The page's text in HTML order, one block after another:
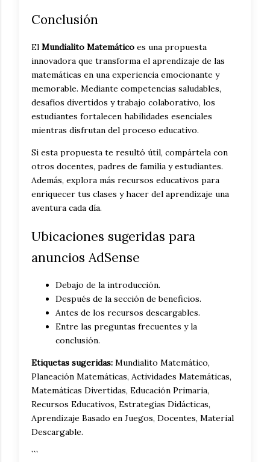
Conclusión
El Mundialito Matemático es una propuesta
innovadora que transforma el aprendizaje de las
matemáticas en una experiencia emocionante y
memorable. Mediante competencias saludables,
desafíos divertidos y trabajo colaborativo, los
estudiantes fortalecen habilidades esenciales
mientras disfrutan del proceso educativo.
Si esta propuesta te resultó útil, compártela con
otros docentes, padres de familia y estudiantes.
Además, explora más recursos educativos para
enriquecer tus clases y hacer del aprendizaje una
aventura cada día.
Ubicaciones sugeridas para
anuncios AdSense
Debajo de la introducción.
Después de la sección de beneficios.
Antes de los recursos descargables.
Entre las preguntas frecuentes y la
conclusión.
Etiquetas sugeridas: Mundialito Matemático,
Planeación Matemáticas, Actividades Matemáticas,
Matemáticas Divertidas, Educación Primaria,
Recursos Educativos, Estrategias Didácticas,
Aprendizaje Basado en Juegos, Docentes, Material
Descargable.
```